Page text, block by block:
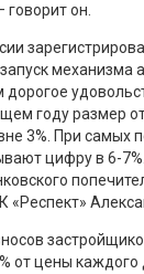
говорит он.
механизма
дорогое
году размер
3%. При самых
цифру в 6-
«Респект»
от цены каждого